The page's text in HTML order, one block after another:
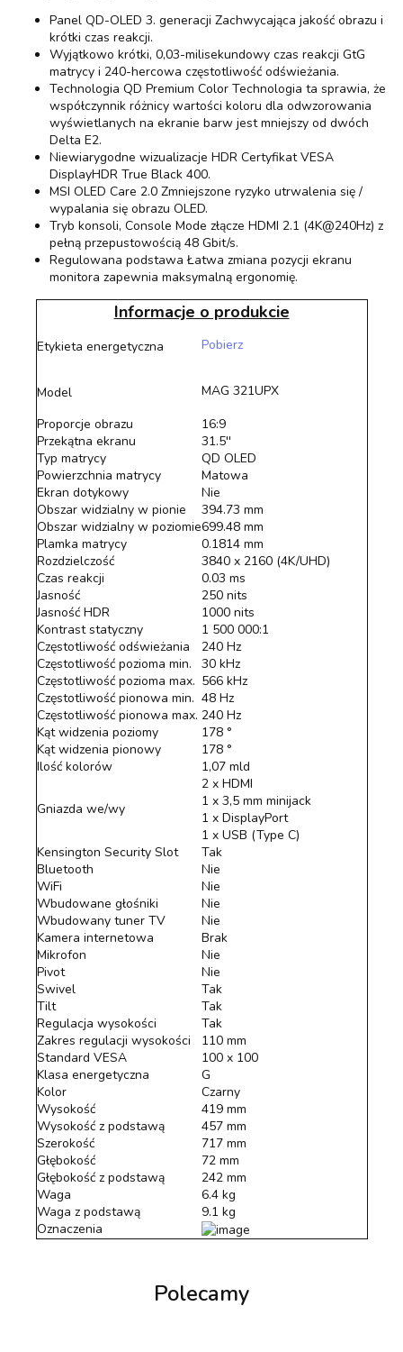
Panel QD-OLED 3. generacji Zachwycająca jakość obrazu i
krótki czas reakcji.
Wyjątkowo krótki, 0,03-milisekundowy czas reakcji GtG
matrycy i 240-hercowa częstotliwość odświeżania.
Technologia QD Premium Color Technologia ta sprawia, że
współczynnik różnicy wartości koloru dla odwzorowania
wyświetlanych na ekranie barw jest mniejszy od dwóch
Delta E2.
Niewiarygodne wizualizacje HDR Certyfikat VESA
DisplayHDR True Black 400.
MSI OLED Care 2.0 Zmniejszone ryzyko utrwalenia się /
wypalania się obrazu OLED.
Tryb konsoli, Console Mode złącze HDMI 2.1 (4K@240Hz) z
pełną przepustowością 48 Gbit/s.
Regulowana podstawa Łatwa zmiana pozycji ekranu
monitora zapewnia maksymalną ergonomię.
Informacje o produkcie
Etykieta energetyczna Pobierz
Model
MAG 321UPX
Proporcje obrazu
16:9
Przekątna ekranu
31.5''
Typ matrycy
QD OLED
Powierzchnia matrycy
Matowa
Ekran dotykowy
Nie
Obszar widzialny w pionie
394.73 mm
Obszar widzialny w poziomie699.48 mm
Plamka matrycy
0.1814 mm
Rozdzielczość
3840 x 2160 (4K/UHD)
Czas reakcji
0.03 ms
Jasność
250 nits
Jasność HDR
1000 nits
Kontrast statyczny
1 500 000:1
Częstotliwość odświeżania
240 Hz
Częstotliwość pozioma min.
30 kHz
Częstotliwość pozioma max. 566 kHz
Częstotliwość pionowa min. 48 Hz
Częstotliwość pionowa max. 240 Hz
Kąt widzenia poziomy
178 °
Kąt widzenia pionowy
178 °
Ilość kolorów
1,07 mld
Gniazda we/wy
2 x HDMI
1 x 3,5 mm minijack
1 x DisplayPort
1 x USB (Type C)
Kensington Security Slot
Tak
Bluetooth
Nie
WiFi
Nie
Wbudowane głośniki
Nie
Wbudowany tuner TV
Nie
Kamera internetowa
Brak
Mikrofon
Nie
Pivot
Nie
Swivel
Tak
Tilt
Tak
Regulacja wysokości
Tak
Zakres regulacji wysokości
110 mm
Standard VESA
100 x 100
Klasa energetyczna
G
Kolor
Czarny
Wysokość
419 mm
Wysokość z podstawą
457 mm
Szerokość
717 mm
Głębokość
72 mm
Głębokość z podstawą
242 mm
Waga
6.4 kg
Waga z podstawą
9.1 kg
Oznaczenia
Polecamy